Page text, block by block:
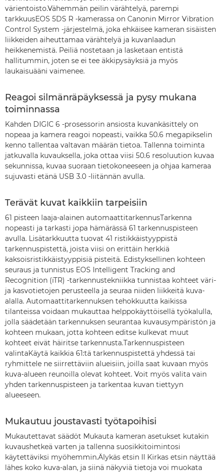
värientoisto.Vähemmän peilin värähtelyä, parempi
tarkkuusEOS 5DS R -kamerassa on Canonin Mirror Vibration
Control System -järjestelmä, joka ehkäisee kameran sisäisten
liikkeiden aiheuttamaa värähtelyä ja kuvanlaadun
heikkenemistä. Peiliä nostetaan ja lasketaan entistä
hallitummin, joten se ei tee äkkipysäyksiä ja myös
laukaisuääni vaimenee.
Reagoi silmänräpäyksessä ja pysy mukana
toiminnassa
Kahden DIGIC 6 -prosessorin ansiosta kuvankäsittely on
nopeaa ja kamera reagoi nopeasti, vaikka 50.6 megapikselin
kenno tallentaa valtavan määrän tietoa. Tallenna toiminta
jatkuvalla kuvauksella, joka ottaa viisi 50.6 resoluution kuvaa
sekunnissa, kuvaa suoraan tietokoneeseen ja ohjaa kameraa
sujuvasti etänä USB 3.0 -liitännän avulla.
Terävät kuvat kaikkiin tarpeisiin
61 pisteen laaja-alainen automaattitarkennusTarkenna
nopeasti ja tarkasti jopa hämärässä 61 tarkennuspisteen
avulla. Lisätarkkuutta tuovat 41 ristikkäistyyppistä
tarkennuspistettä, joista viisi on erittäin herkkiä
kaksoisristikkäistyyppisiä pisteitä. Edistyksellinen kohteen
seuraus ja tunnistus EOS Intelligent Tracking and
Recognition (iTR) -tarkennustekniikka tunnistaa kohteet väri-
ja kasvotietojen perusteella ja seuraa niiden liikkeitä kuva-
alalla. Automaattitarkennuksen tehokkuutta kaikissa
tilanteissa voidaan mukauttaa helppokäyttöisellä työkalulla,
jolla säädetään tarkennuksen seurantaa kuvausympäristön ja
kohteen mukaan, jotta kohteen editse kulkevat muut
kohteet eivät häiritse tarkennusta.Tarkennuspisteen
valintaKäytä kaikkia 61:tä tarkennuspistettä yhdessä tai
ryhmittele ne siirrettäviin alueisiin, joilla saat kuvaan myös
kuva-alueen reunoilla olevat kohteet. Voit myös valita vain
yhden tarkennuspisteen ja tarkentaa kuvan tiettyyn
alueeseen.
Mukautuu joustavasti työtapoihisi
Mukautettavat säädöt Mukauta kameran asetukset kutakin
kuvaushetkeä varten ja tallenna suosikkitoimintosi
käytettäviksi myöhemmin.Älykäs etsin II Kirkas etsin näyttää
lähes koko kuva-alan, ja siinä näkyviä tietoja voi muokata